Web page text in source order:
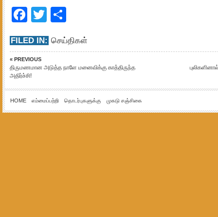
Facebook
Twitter
FILED IN: செய்திகள்
« PREVIOUS
திருமணமான அடுத்த நாளே மனைவிக்கு காத்திருந்த
அதிர்ச்சி!
HOME எம்மைப்பற்றி தொடர்புகளுக்கு முகடு சஞ்சிகை